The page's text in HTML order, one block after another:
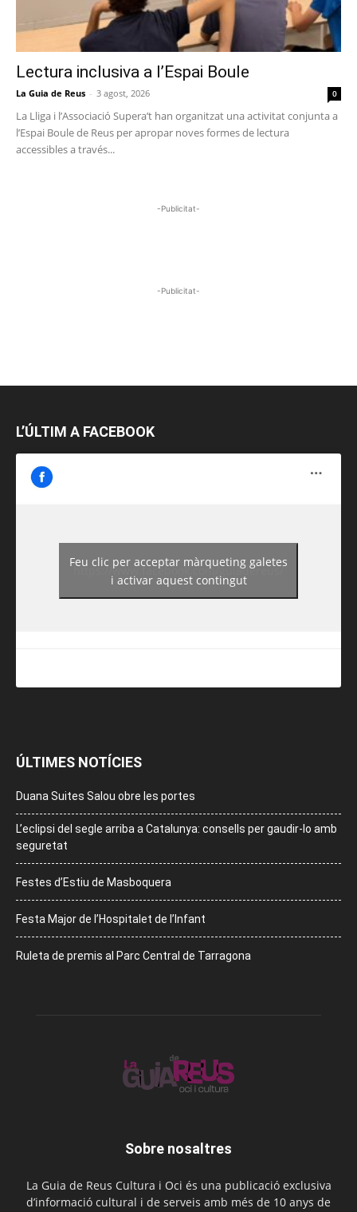
Lectura inclusiva a l’Espai Boule
La Guia de Reus - 3 agost, 2026 0
La Lliga i l’Associació Supera’t han organitzat una activitat conjunta a
l’Espai Boule de Reus per apropar noves formes de lectura
accessibles a través...
-Publicitat-
-Publicitat-
L’ÚLTIM A FACEBOOK
https://www.facebook.com/guiadereus/
Feu clic per acceptar màrqueting galetes
i activar aquest contingut
ÚLTIMES NOTÍCIES
Duana Suites Salou obre les portes
L’eclipsi del segle arriba a Catalunya: consells per gaudir-lo amb
seguretat
Festes d’Estiu de Masboquera
Festa Major de l’Hospitalet de l’Infant
Ruleta de premis al Parc Central de Tarragona
Sobre nosaltres
La Guia de Reus Cultura i Oci és una publicació exclusiva
d’informació cultural i de serveis amb més de 10 anys de